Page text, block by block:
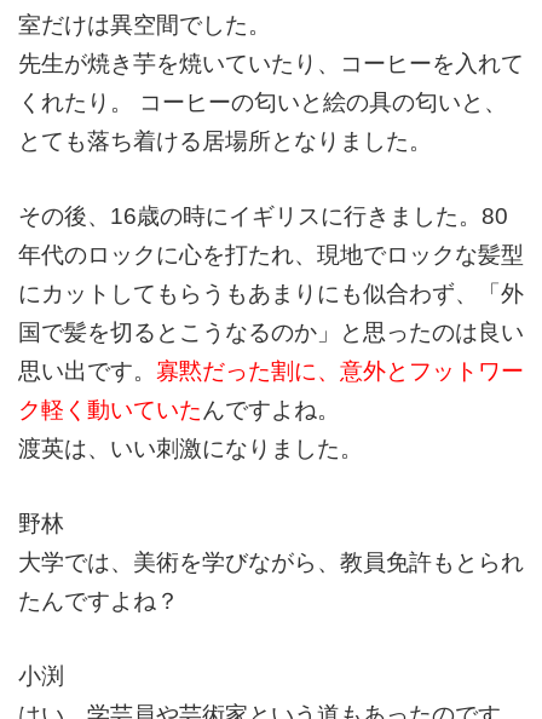
室だけは異空間でした。
先生が焼き芋を焼いていたり、コーヒーを入れて
くれたり。 コーヒーの匂いと絵の具の匂いと、
とても落ち着ける居場所となりました。
その後、16歳の時にイギリスに行きました。80
年代のロックに心を打たれ、現地でロックな髪型
にカットしてもらうもあまりにも似合わず、「外
国で髪を切るとこうなるのか」と思ったのは良い
思い出です。 寡黙だった割に、意外とフットワー
ク軽く動いていたんですよね。
渡英は、いい刺激になりました。
野林
大学では、美術を学びながら、教員免許もとられ
たんですよね？
小渕